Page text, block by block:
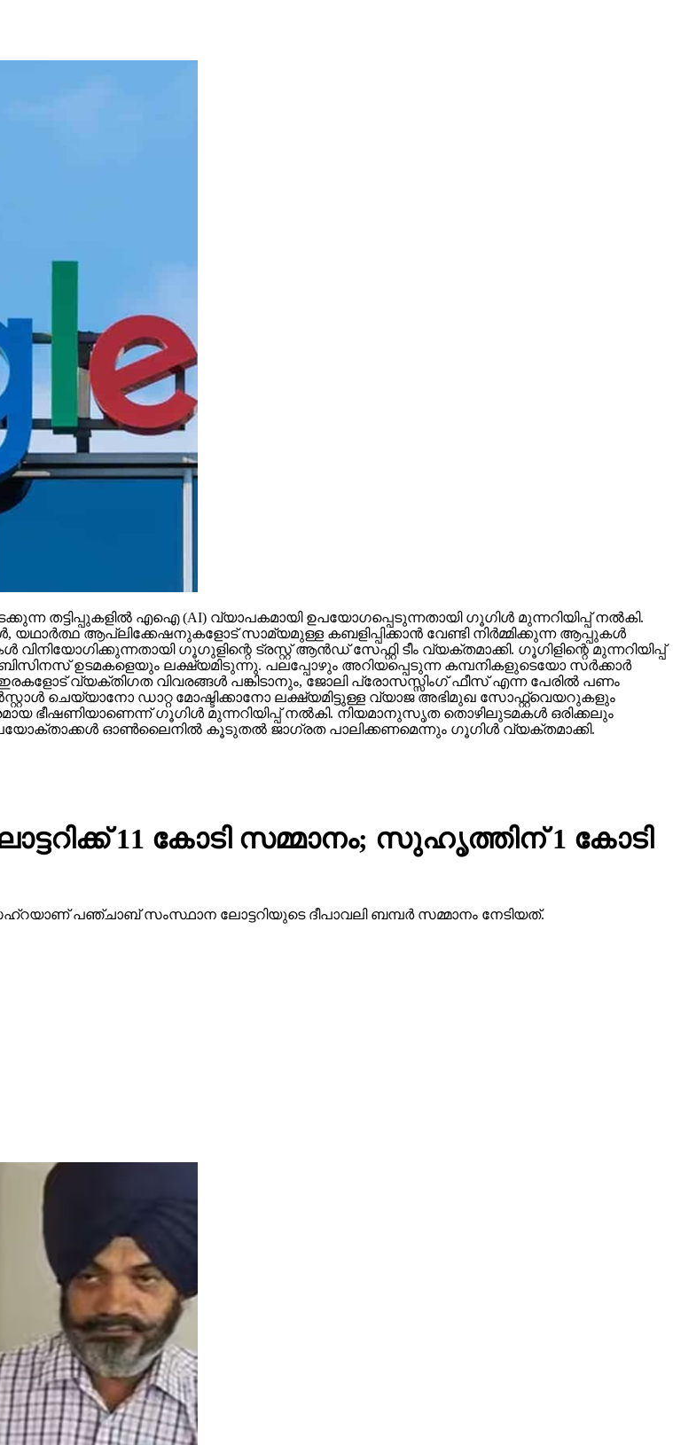
എഐ (AI) വ്യാപകമായി ഉപയോഗപ്പെടുന്നതായി ഗൂഗിള്‍ മുന്നറിയിപ്പ് നല്‍കി.
ആപ്ലിക്കേഷനുകളോട് സാമ്യമുള്ള കബളിപ്പിക്കാന്‍ വേണ്ടി നിര്‍മ്മിക്കുന്ന ആപ്പുകള്‍
ഗൂഗുളിന്റെ ട്രസ്റ്റ് ആന്‍ഡ് സേഫ്റ്റി ടീം വ്യക്തമാക്കി. ഗൂഗിളിന്റെ മുന്നറിയിപ്പ്
ഉടമകളെയും ലക്ഷ്യമിടുന്നു. പലപ്പോഴും അറിയപ്പെടുന്ന കമ്പനികളുടെയോ സര്‍ക്കാര്‍
വ്യക്തിഗത വിവരങ്ങള്‍ പങ്കിടാനും, ജോലി പ്രോസസ്സിംഗ് ഫീസ് എന്ന പേരില്‍ പണം
ചെയ്യാനോ ഡാറ്റ മോഷ്ടിക്കാനോ ലക്ഷ്യമിട്ടുള്ള വ്യാജ അഭിമുഖ സോഫ്റ്റ്‌വെയറുകളും
ഭീഷണിയാണെന്ന് ഗൂഗിള്‍ മുന്നറിയിപ്പ് നല്‍കി. നിയമാനുസൃത തൊഴിലുടമകള്‍ ഒരിക്കലും
ഓണ്‍ലൈനില്‍ കൂടുതല്‍ ജാഗ്രത പാലിക്കണമെന്നും ഗൂഗിള്‍ വ്യക്തമാക്കി.
11 കോടി സമ്മാനം; സുഹൃത്തിന് 1 കോടി
പഞ്ചാബ് സംസ്ഥാന ലോട്ടറിയുടെ ദീപാവലി ബമ്പര്‍ സമ്മാനം നേടിയത്.